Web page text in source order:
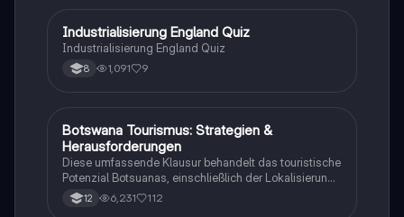
IGeschichte
Industrialisierung England Quiz
Industrialisierung England Quiz
8 1,091 9
Geographie/Erdkunde
Botswana Tourismus: Strategien &
Herausforderungen
Diese umfassende Klausur behandelt das touristische
Potenzial Botsuanas, einschließlich der Lokalisierung,
Entwicklung und Bewertung der Nachhaltigkeit.
Analysiert werden die ökonomischen, sozialen und
12 6,231 112